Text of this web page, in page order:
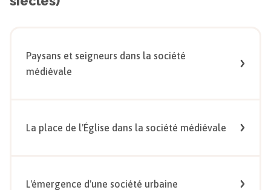
Paysans et seigneurs dans la société
médiévale
La place de l'Église dans la société médiévale
L'émergence d'une société urbaine